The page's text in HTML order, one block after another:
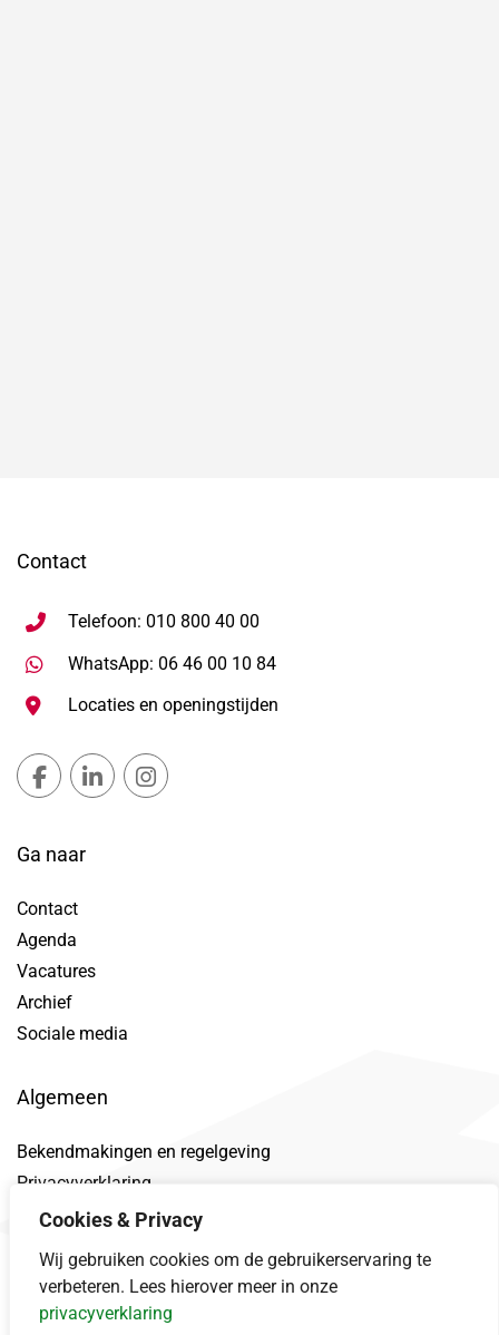
Cookies & Privacy
Wij gebruiken cookies om de gebruikerservaring te
verbeteren. Lees hierover meer in onze
privacyverklaring
Contact
Telefoon: 010 800 40 00
WhatsApp: 06 46 00 10 84Stuur WhatsApp bericht,
Locaties en openingstijden
Gemeente Lansingerland Facebook, opent in nieuw
Gemeente Lansingerland LinkedIn, opent in
Ga naar
Contact
Agenda
Vacatures
Archief
Sociale media
Algemeen
Bekendmakingen en regelgeving
Privacyverklaring
Toegankelijkheidsverklaring
Datalek